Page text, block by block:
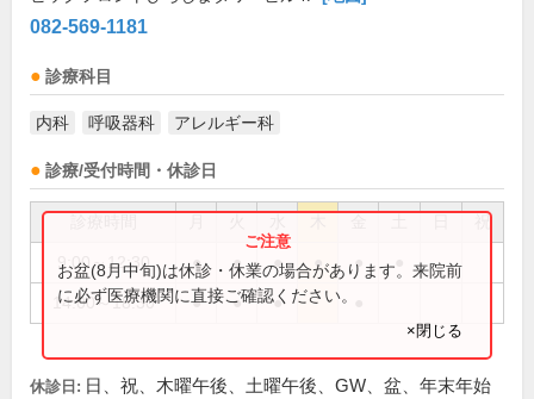
082-569-1181
診療科目
内科 呼吸器科 アレルギー科
診療/受付時間・休診日
祝
9:00～12:30 ● ● ● ● ●
14:00～18:30 ● ● ●
お盆(8月中旬)は休診・休業の場合があります。来院前
に必ず医療機関に直接ご確認ください。
×閉じる
休診日: 日、祝、木曜午後、土曜午後、GW、盆、年末年始